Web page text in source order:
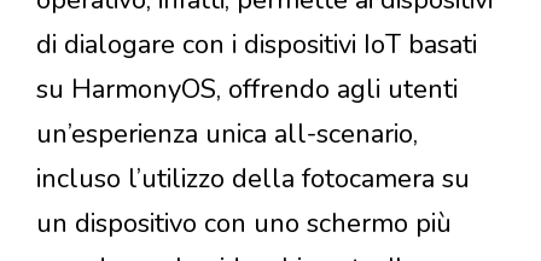
di dialogare con i dispositivi IoT basati
su HarmonyOS, offrendo agli utenti
un’esperienza unica all-scenario,
incluso l’utilizzo della fotocamera su
un dispositivo con uno schermo più